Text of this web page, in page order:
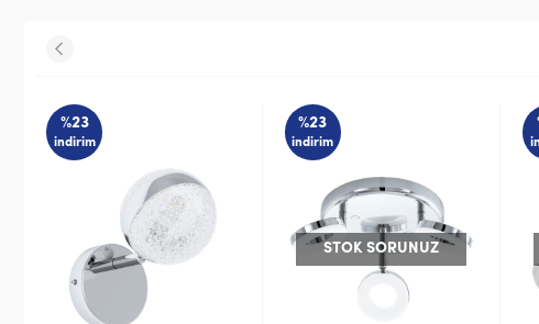
%23
indirim
STOK SORUNUZ
%23
indirim
STOK SORUNUZ